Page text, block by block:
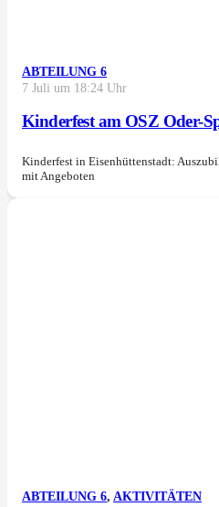
ABTEILUNG 6
7 Juli um 18:24 Uhr
Kinderfest am OSZ Oder-
Kinderfest in Eisenhüttenstadt:
mit Angeboten
ABTEILUNG 6, AKTIVITÄTEN